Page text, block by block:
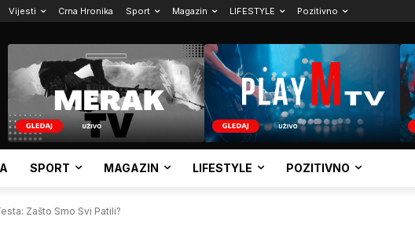
Vijesti Crna Hronika Sport Magazin LIFESTYLE Pozitivno
SPORT MAGAZIN LIFESTYLE POZITIVNO
Zašto Smo Svi Patili?